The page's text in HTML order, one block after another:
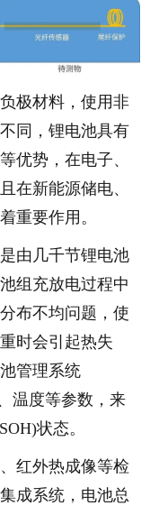
极材料，使用非
同，锂电池具有
优势，在电子、
在新能源储电、
重要作用。
由几千节锂电池
组充放电过程中
布不均问题，使
时会引起热失
管理系统
温度等参数，来
状态。
红外热成像等检
成系统，电池总